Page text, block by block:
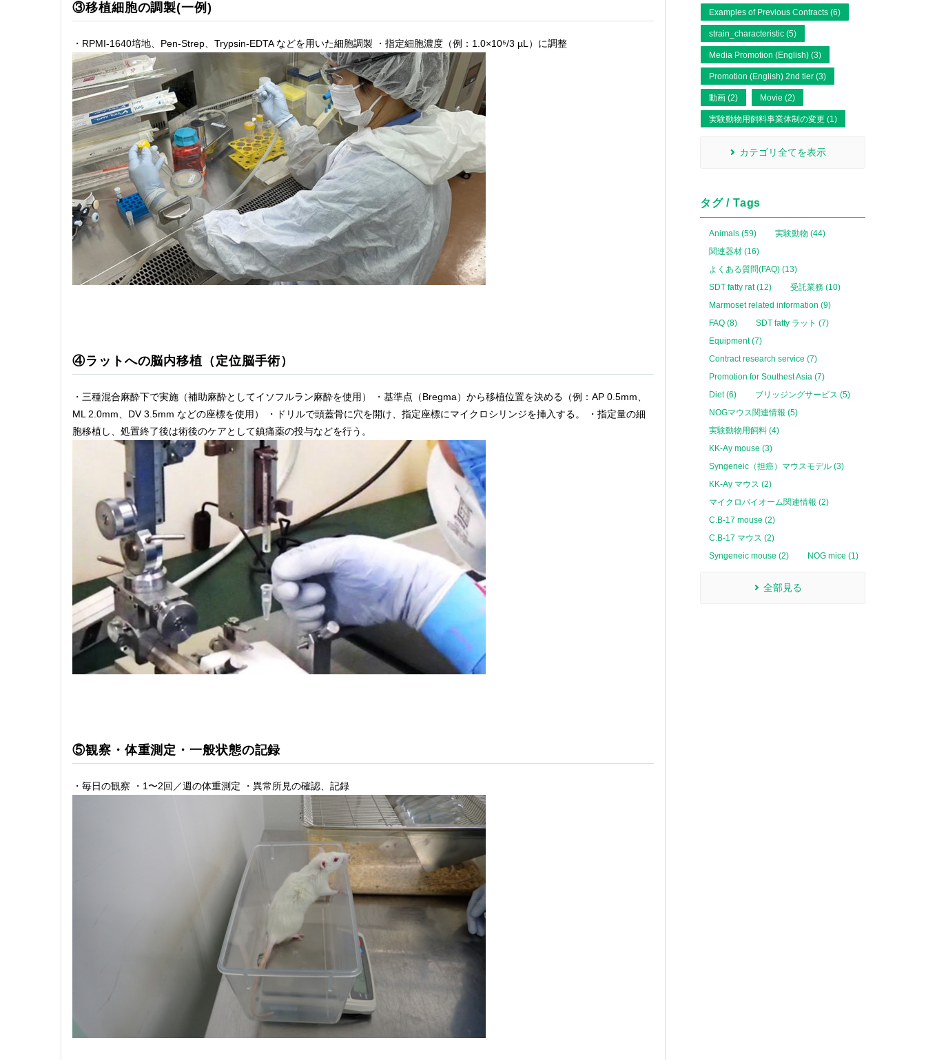
③移植細胞の調製(一例)
・RPMI-1640培地、Pen-Strep、Trypsin-EDTA などを用いた細胞調製 ・指定細胞濃度（例：1.0×10⁵/3 µL）に調整
④ラットへの脳内移植（定位脳手術）
・三種混合麻酔下で実施（補助麻酔としてイソフルラン麻酔を使用） ・基準点（Bregma）から移植位置を決める（例：AP 0.5mm、
ML 2.0mm、DV 3.5mm などの座標を使用） ・ドリルで頭蓋骨に穴を開け、指定座標にマイクロシリンジを挿入する。 ・指定量の細
胞移植し、処置終了後は術後のケアとして鎮痛薬の投与などを行う。
⑤観察・体重測定・一般状態の記録
・毎日の観察 ・1〜2回／週の体重測定 ・異常所見の確認、記録
Examples of Previous Contracts (6)
strain_characteristic (5)
Media Promotion (English) (3)
Promotion (English) 2nd tier (3)
動画 (2) Movie (2)
実験動物用飼料事業体制の変更 (1)
カテゴリ全てを表示
タグ / Tags
Animals (59)
実験動物 (44)
関連器材 (16)
よくある質問(FAQ) (13)
SDT fatty rat (12)
受託業務 (10)
Marmoset related information (9)
FAQ (8)
SDT fatty ラット (7)
Equipment (7)
Contract research service (7)
Promotion for Southest Asia (7)
Diet (6)
ブリッジングサービス (5)
NOGマウス関連情報 (5)
実験動物用飼料 (4)
KK-Ay mouse (3)
Syngeneic（担癌）マウスモデル (3)
KK-Ay マウス (2)
マイクロバイオーム関連情報 (2)
C.B-17 mouse (2)
C.B-17 マウス (2)
Syngeneic mouse (2)
NOG mice (1)
全部見る